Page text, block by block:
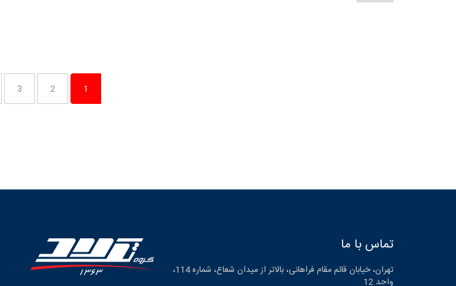
1
2
3
تماس با ما
تهران، خیابان قائم مقام فراهانی، بالاتر از میدان شعاع، شماره 114،
واحد 12